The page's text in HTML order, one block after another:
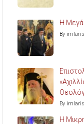
Η
By
By
Η